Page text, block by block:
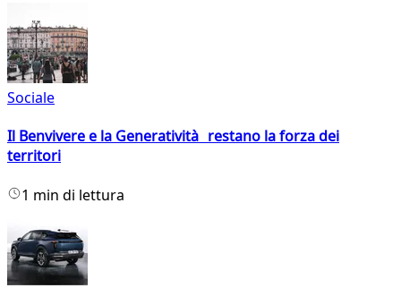
Sociale
Il Benvivere e la Generatività restano la forza dei
territori
1 min di lettura